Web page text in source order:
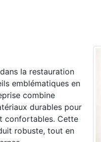
pour
la restauration
emblématiques en
combine
durables pour
confortables. Cette
robuste, tout en